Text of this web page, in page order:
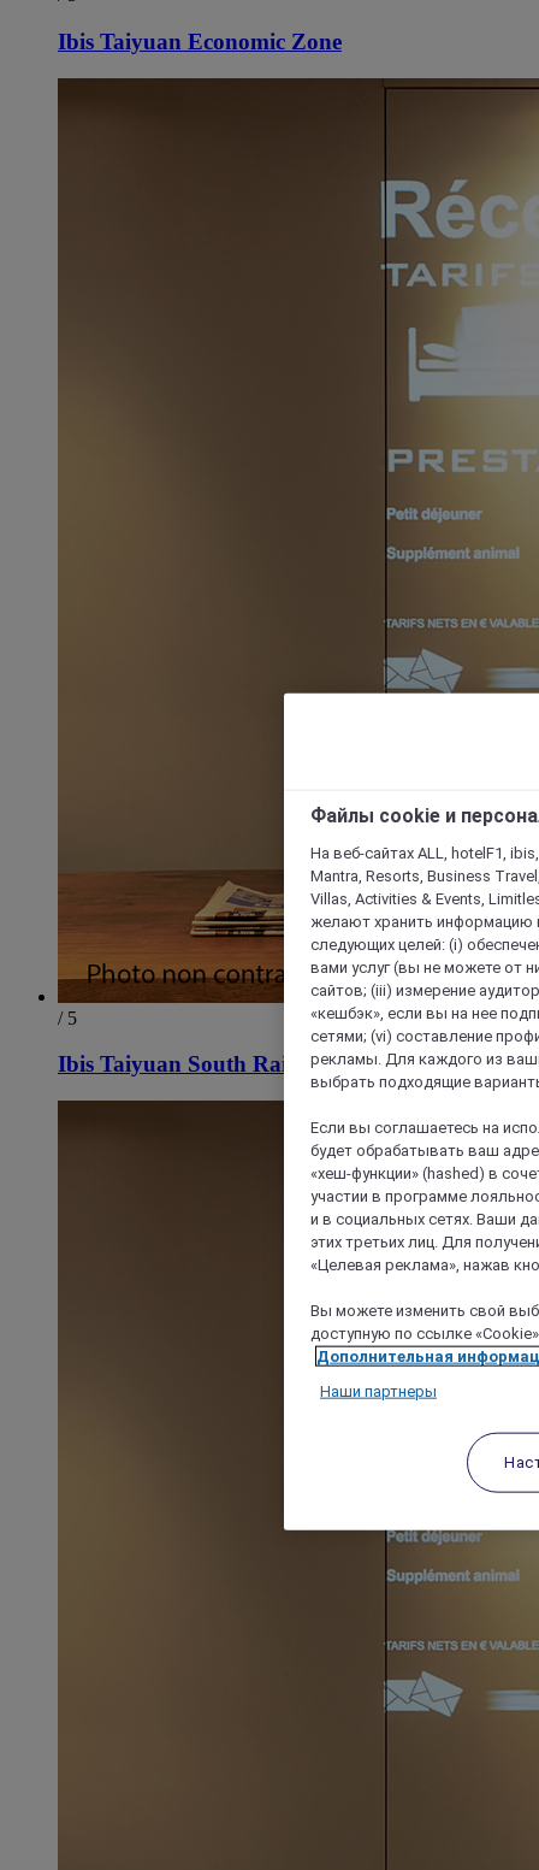
Ibis Taiyuan Economic Zone
/ 5
Ibis Taiyuan South Railway Station Hotel
Файлы cookie и
На веб-сайтах ALL, hotelF1,
Mantra, Resorts, Business
Villas, Activities & Events,
желают хранить информацию
следующих целей: (i)
вами услуг (вы не можете от
сайтов; (iii) измерение
«кешбэк», если вы на нее
сетями; (vi) составление
рекламы. Для каждого из
выбрать подходящие
Если вы соглашаетесь на
будет обрабатывать ваш
«хеш-функции» (hashed) в
участии в программе
и в социальных сетях. Ваши
этих третьих лиц. Для
«Целевая реклама», нажав
Вы можете изменить свой
доступную по ссылке
Дополнительная
Наши партнеры